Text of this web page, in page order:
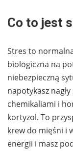
Co to jest
Stres to
biologiczna na
niebezpieczną
napotykasz
chemikaliami i
kortyzol. To
krew do mięśni i
energii i masz